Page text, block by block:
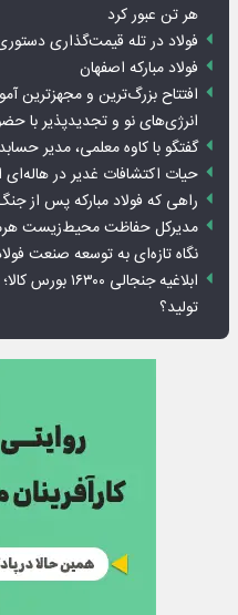
هر تن عبور کرد
فولاد در تله قیمت‌گذاری
فولاد مبارکه اصفهان
افتتاح بزرگ‌ترین و مجهزترین
انرژی‌های نو و تجدیدپذیر با
گفتگو با کاوه معلمی، مدیر
حیات اکتشافات غدیر در هاله‌ای
راهی که فولاد مبارکه پس از
مدیرکل حفاظت محیط‌زیست
نگاه تازه‌ای به توسعه صنعت
ابلاغیه
تولید؟